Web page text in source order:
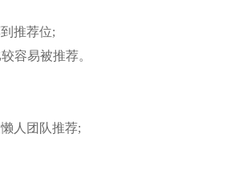
推荐位;
容易被推荐。
人团队推荐;